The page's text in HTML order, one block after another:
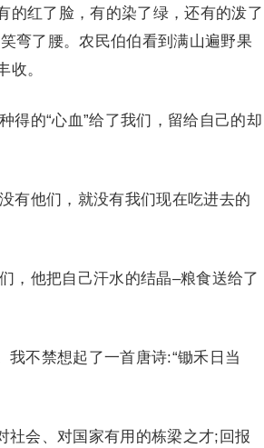
的红了脸，有的染了绿，还有的泼了
弯了腰。农民伯伯看到满山遍野果
收。
的“心血”给了我们，留给自己的却
他们，就没有我们现在吃进去的
他把自己汗水的结晶–粮食送给了
不禁想起了一首唐诗:“锄禾日当
会、对国家有用的栋梁之才;回报